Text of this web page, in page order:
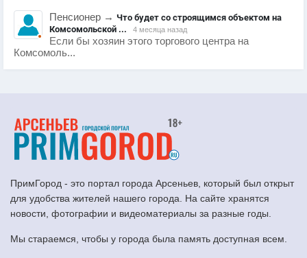
Пенсионер → Что будет со строящимся объектом на
Комсомольской ...
4 месяца назад
Если бы хозяин этого торгового центра на
Комсомоль...
ПримГород - это портал города Арсеньев, который был открыт
для удобства жителей нашего города. На сайте хранятся
новости, фотографии и видеоматериалы за разные годы.
Мы стараемся, чтобы у города была память доступная всем.